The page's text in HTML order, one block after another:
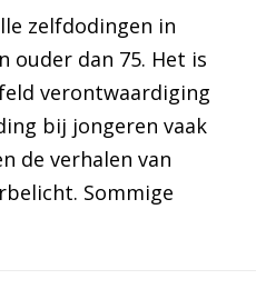
zelfdodingen in
ouder dan 75. Het is
verontwaardiging
bij jongeren vaak
de verhalen van
Sommige